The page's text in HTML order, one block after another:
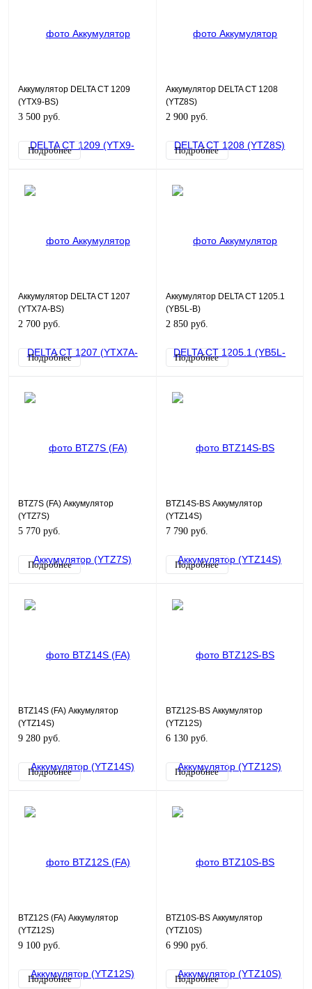
Аккумулятор DELTA CT 1209
(YTX9-BS)
3 500 руб.
Подробнее
Аккумулятор DELTA CT 1208
(YTZ8S)
2 900 руб.
Подробнее
Аккумулятор DELTA CT 1207
(YTX7A-BS)
2 700 руб.
Подробнее
Аккумулятор DELTA CT 1205.1
(YB5L-B)
2 850 руб.
Подробнее
BTZ7S (FA) Аккумулятор
(YTZ7S)
5 770 руб.
Подробнее
BTZ14S-BS Аккумулятор
(YTZ14S)
7 790 руб.
Подробнее
BTZ14S (FA) Аккумулятор
(YTZ14S)
9 280 руб.
Подробнее
BTZ12S-BS Аккумулятор
(YTZ12S)
6 130 руб.
Подробнее
BTZ12S (FA) Аккумулятор
(YTZ12S)
9 100 руб.
Подробнее
BTZ10S-BS Аккумулятор
(YTZ10S)
6 990 руб.
Подробнее